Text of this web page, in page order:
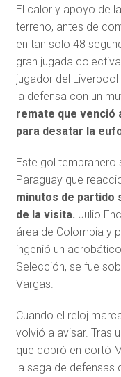
El calor y apoyo de
terreno, antes de
en tan solo 48
gran jugada
jugador del
la defensa con un
remate que venció
para desatar la
Este gol
Paraguay que
minutos de partido
de la visita. Julio
área de Colombia y
ingenió un
Selección, se fue
Vargas.
Cuando el reloj
volvió a avisar. Tras
que cobró en cortó
la saga de defensas